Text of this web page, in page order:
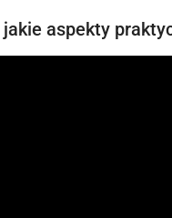
aspekty